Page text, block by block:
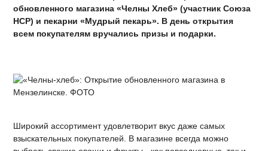
обновленного магазина «Челны Хлеб» (участник Союза
НСР) и пекарни «Мудрый пекарь». В день открытия
всем покупателям вручались призы и подарки.
Широкий ассортимент удовлетворит вкус даже самых
взыскательных покупателей. В магазине всегда можно